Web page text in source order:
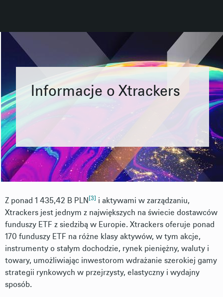
Informacje o Xtrackers
Z ponad 1 435,42 B PLN [3] i aktywami w zarządzaniu,
Xtrackers jest jednym z największych na świecie dostawców
funduszy ETF z siedzibą w Europie. Xtrackers oferuje ponad
170 funduszy ETF na różne klasy aktywów, w tym akcje,
instrumenty o stałym dochodzie, rynek pieniężny, waluty i
towary, umożliwiając inwestorom wdrażanie szerokiej gamy
strategii rynkowych w przejrzysty, elastyczny i wydajny
sposób.